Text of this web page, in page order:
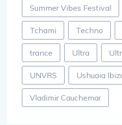
Summer Vibes Festival
Tchami Techno
trance Ultra
UNVRS Ushuaia
Vladimir Cauchemar